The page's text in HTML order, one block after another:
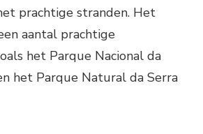
prachtige stranden. Het
aantal prachtige
het Parque Nacional da
het Parque Natural da Serra